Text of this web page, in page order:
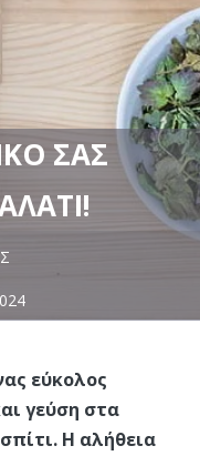
ΣΑΣ
εύκολος
γεύση στα
Η αλήθεια